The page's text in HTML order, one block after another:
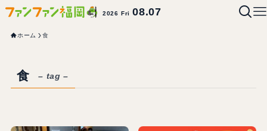
2026 Fri08.07
ホーム 食
食 – tag –